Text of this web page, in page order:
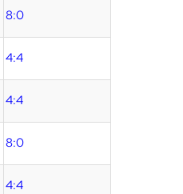
8:0
4:4
4:4
8:0
4:4